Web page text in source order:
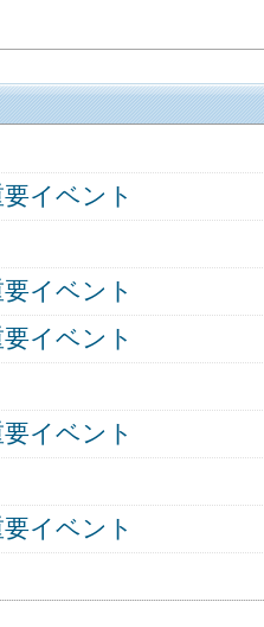
イベント
イベント
イベント
イベント
イベント